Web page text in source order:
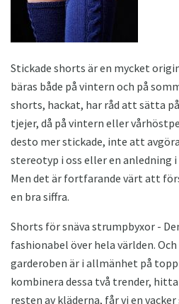
Stickade shorts är en mycket
bäras både på vintern och på
shorts, hackat, har råd att sätta
tjejer, då på vintern eller
desto mer stickade, inte att
stereotyp i oss eller en anledning
Men det är fortfarande värt att
en bra siffra.
Shorts för snäva strumpbyxor -
fashionabel över hela världen.
garderoben är i allmänhet på
kombinera dessa två trender,
resten av kläderna, får vi en